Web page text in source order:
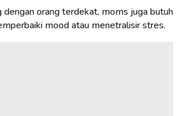
dengan orang terdekat, moms juga butuh
mood atau menetralisir stres.